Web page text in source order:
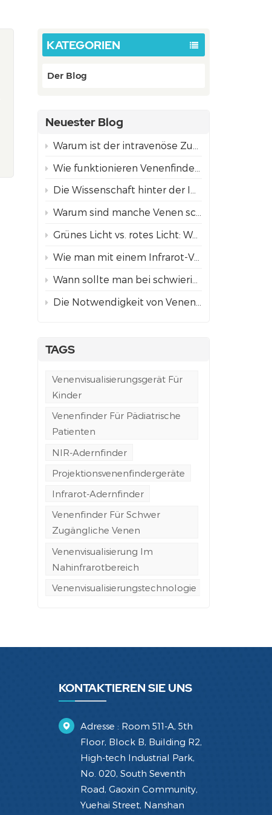
KATEGORIEN
Der Blog
Neuester Blog
Warum ist der intravenöse Zugang bei Kindern oft schwieriger als bei Erwachsenen?
Wie funktionieren Venenfinder mittels Projektion? Die Wissenschaft hinter der NIR-Technologie
Die Wissenschaft hinter der Infrarot-Venenvisualisierungstechnologie
Warum sind manche Venen schwer zu finden?
Grünes Licht vs. rotes Licht: Welcher Projektionsmodus zur Venenfindung eignet sich am besten für unterschiedliche Hauttöne?
Wie man mit einem Infrarot-Venenfinder Venen für ein sicheres Einführen von Nadeln findet
Wann sollte man bei schwierigem Venenzugang einen Venenfinder mit Projektion anstelle einer ultraschallgestützten Punktion verwenden?
Die Notwendigkeit von Venenfindern in der Notfall- und Rettungswagenversorgung
TAGS
Venenvisualisierungsgerät Für
Kinder
Venenfinder Für Pädiatrische
Patienten
NIR-Adernfinder
Projektionsvenenfindergeräte
Infrarot-Adernfinder
Venenfinder Für Schwer
Zugängliche Venen
Venenvisualisierung Im
Nahinfrarotbereich
Venenvisualisierungstechnologie
KONTAKTIEREN SIE UNS
Adresse : Room 511-A, 5th
Floor, Block B, Building R2,
High-tech Industrial Park,
No. 020, South Seventh
Road, Gaoxin Community,
Yuehai Street, Nanshan